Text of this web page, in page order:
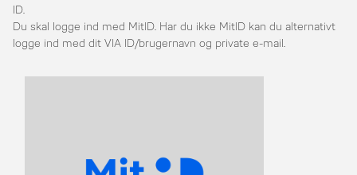
ID.
Du skal logge ind med MitID. Har du ikke MitID kan du alternativt
logge ind med dit VIA ID/brugernavn og private e-mail.